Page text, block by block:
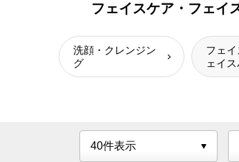
フェイスケア・フェイ
洗顔・クレンジン
グ
フェ
ェイ